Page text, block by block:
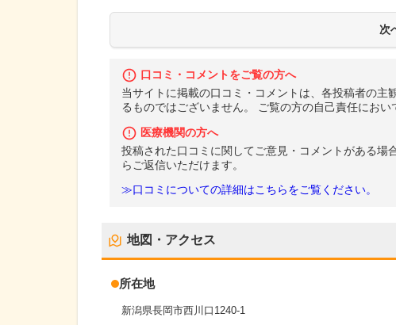
口コミ・コメントをご覧の方へ
当サイトに掲載の口コミ・コメントは、各投稿者の
るものではございません。 ご覧の方の自己責任におい
医療機関の方へ
投稿された口コミに関してご意見・コメントがある
らご返信いただけます。
≫口コミについての詳細はこちらをご覧ください。
地図・アクセス
所在地
新潟県長岡市西川口1240-1